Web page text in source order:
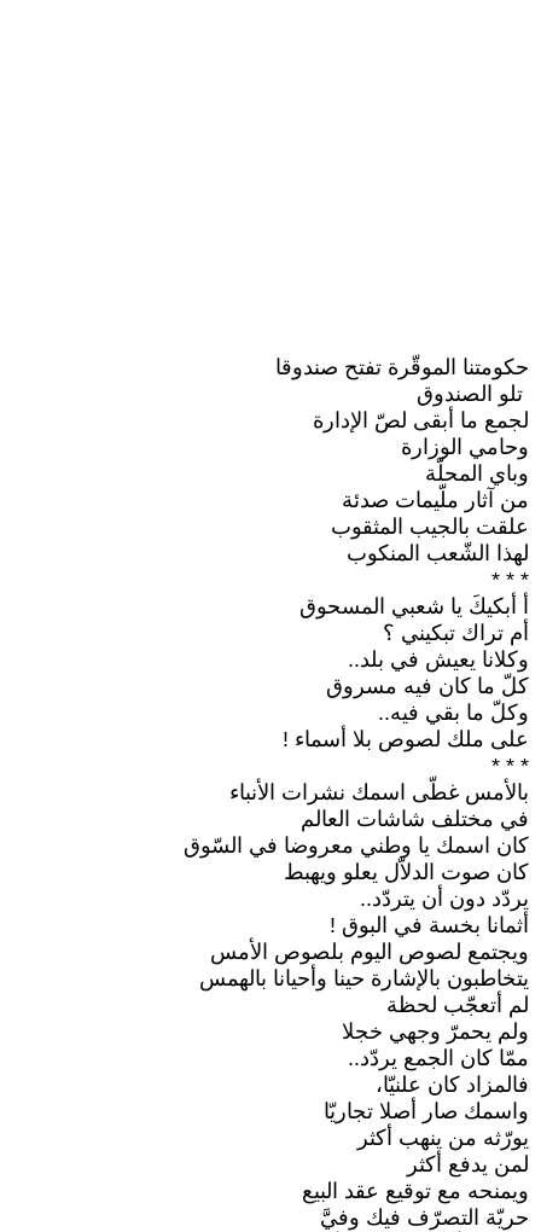
حكومتنا الموقّرة تفتح صندوقا
‏ تلو الصندوق
لجمع ما أبقى لصّ الإدارة
وحامي الوزارة ‏
وباي المحلّة
من آثار ملّيمات صدئة
علقت بالجيب المثقوب
لهذا الشّعب المنكوب
‏* * *‏
أ أبكيكَ يا شعبي المسحوق
أم تراك تبكيني ؟
وكلانا يعيش في بلد..‏
كلّ ما كان فيه مسروق
وكلّ ما بقي فيه.. ‏
على ملك لصوص بلا أسماء ‏‎!‎
‏* * *‏
بالأمس غطّى اسمك نشرات الأنباء
في مختلف شاشات العالم
كان اسمك يا وطني معروضا في السّوق
كان صوت الدلاّل يعلو ويهبط
يردّد دون أن يتردّد..‏
أثمانا بخسة في البوق ‏‎!‎
ويجتمع لصوص اليوم بلصوص الأمس ‏
يتخاطبون بالإشارة حينا وأحيانا بالهمس
لم أتعجّب لحظة ‏
ولم يحمرّ وجهي خجلا
ممّا كان الجمع يردّد..‏
فالمزاد كان علنيّا،
واسمك صار أصلا تجاريّا
يورّثه من ينهب أكثر
لمن يدفع أكثر
ويمنحه مع توقيع عقد البيع
حريّة التصرّف فيك وفيَّ